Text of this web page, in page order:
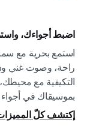
اضبط أجواءك،
استمع بحرية مع
راحة، وصوت غني
بموسيقاك في أجواء
إكتشف كلّ